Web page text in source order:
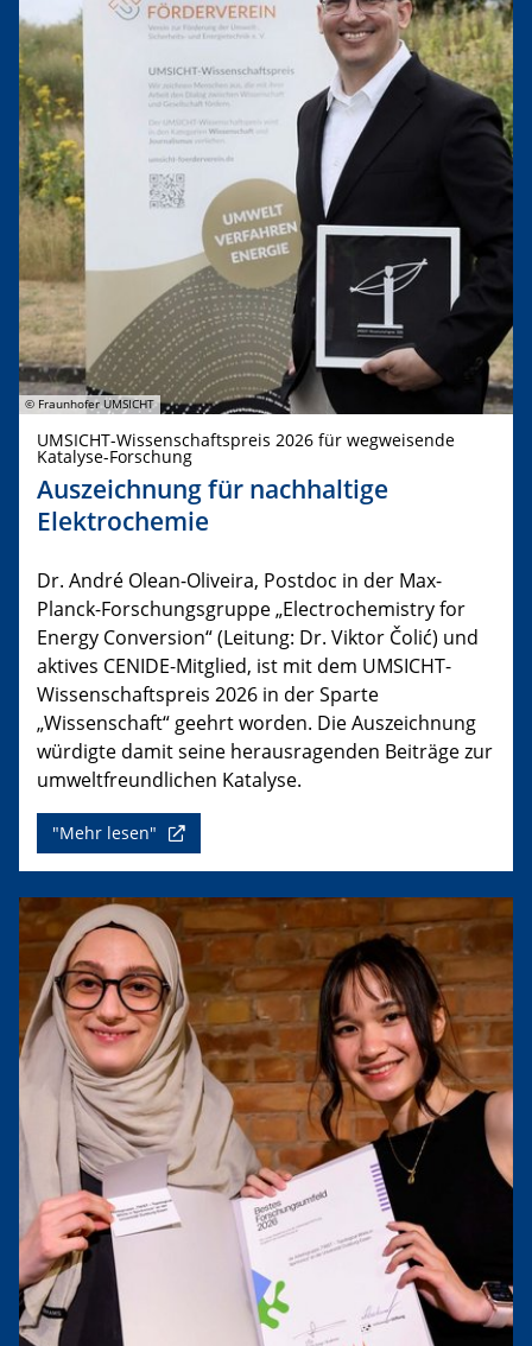
© Fraunhofer UMSICHT
UMSICHT-Wissenschaftspreis 2026 für wegweisende
Katalyse-Forschung
Auszeichnung für nachhaltige
Elektrochemie
Dr. André Olean-Oliveira, Postdoc in der Max-
Planck-Forschungsgruppe „Electrochemistry for
Energy Conversion“ (Leitung: Dr. Viktor Čolić) und
aktives CENIDE-Mitglied, ist mit dem UMSICHT-
Wissenschaftspreis 2026 in der Sparte
„Wissenschaft“ geehrt worden. Die Auszeichnung
würdigte damit seine herausragenden Beiträge zur
umweltfreundlichen Katalyse.
"Mehr lesen"